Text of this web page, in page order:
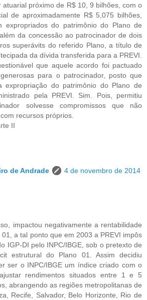
atuarial próximo de R$ 10, 9 bilhões, com o
de aproximadamente R$ 5,075 bilhões,
expropriados do patrimônio do Plano de
da concessão ao patrocinador de dois
superávits do referido Plano, a título de
da dívida transferida para a PREVI.
que aquele acordo foi pactuado
para o patrocinador, posto que
expropriação do patrimônio do Plano de
pela PREVI. Sim. Pois, permitiu
solvesse compromissos que não
recursos próprios.
II
de Andrade
4 de novembro de 2014
impactou negativamente a rentabilidade
a tal ponto que em 2003 a PREVI impôs
IGP-DI pelo INPC/IBGE, sob o pretexto de
estrutural do Plano 01. Assim decidiu
ser o INPC/IBGE um índice criado com o
rendimentos situados entre 1 e 5
abrangendo as regiões metropolitanas de
Recife, Salvador, Belo Horizonte, Rio de